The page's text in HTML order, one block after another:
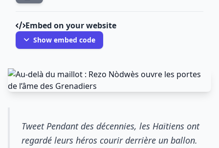
Embed on your website
Show embed code
Tweet Pendant des décennies, les Haïtiens ont
regardé leurs héros courir derrière un ballon.